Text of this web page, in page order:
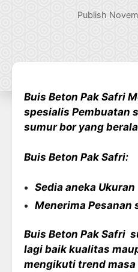
Publish
Buis Beton Pak Safri
spesialis Pembuatan
sumur bor yang
Buis Beton Pak Safri:
Sedia aneka Ukuran
Menerima Pesanan
Buis Beton Pak Safri
lagi baik kualitas
mengikuti trend